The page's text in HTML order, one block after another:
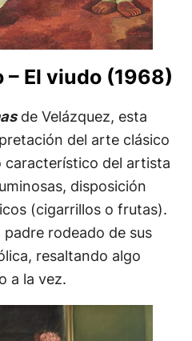
– El viudo (1968)
de Velázquez, esta
del arte clásico
característico del artista
disposición
(cigarrillos o frutas).
rodeado de sus
resaltando algo
a la vez.